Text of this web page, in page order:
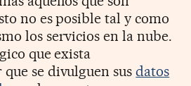
no es posible tal y como
los servicios en la nube.
que exista
se divulguen susdatos